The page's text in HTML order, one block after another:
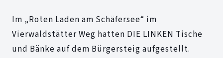
Im „Roten Laden am Schäfersee“ im
Vierwaldstätter Weg hatten DIE LINKEN Tische
und Bänke auf dem Bürgersteig aufgestellt.